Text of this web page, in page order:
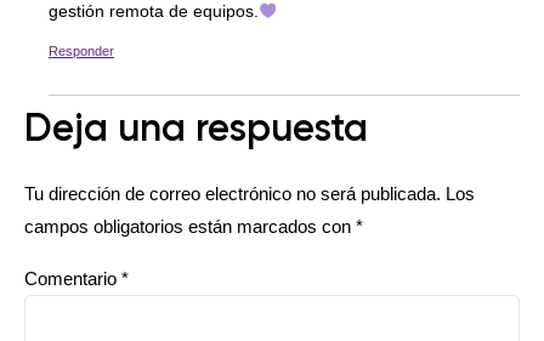
gestión remota de equipos.
Responder
Deja una respuesta
Tu dirección de correo electrónico no será publicada. Los
campos obligatorios están marcados con *
Comentario *